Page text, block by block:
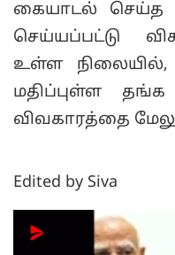
கையாடல் செய்த
செய்யப்பட்டு
உள்ள
மதிப்புள்ள தங்க
விவகாரத்தை
Edited by Siva